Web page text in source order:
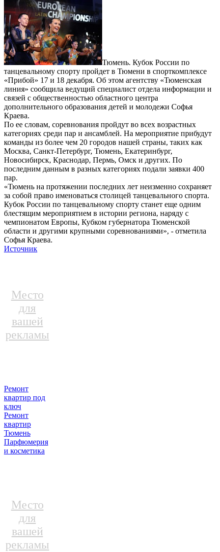
Тюмень. Кубок России по
танцевальному спорту пройдет в Тюмени в спорткомплексе
«Прибой» 17 и 18 декабря. Об этом агентству «Тюменская
линия» сообщила ведущий специалист отдела информации и
связей с общественностью областного центра
дополнительного образования детей и молодежи Софья
Краева.
По ее словам, соревнования пройдут во всех возрастных
категориях среди пар и ансамблей. На мероприятие прибудут
команды из более чем 20 городов нашей страны, таких как
Москва, Санкт-Петербург, Тюмень, Екатеринбург,
Новосибирск, Краснодар, Пермь, Омск и других. По
последним данным в разных категориях подали заявки 400
пар.
«Тюмень на протяжении последних лет неизменно сохраняет
за собой право именоваться столицей танцевального спорта.
Кубок России по танцевальному спорту станет еще одним
блестящим мероприятием в истории региона, наряду с
чемпионатом Европы, Кубком губернатора Тюменской
области и другими крупными соревнованиями», - отметила
Софья Краева.
Источник
Место
для
вашей
рекламы
Ремонт
квартир под
ключ
Ремонт
квартир
Тюмень
Парфюмерия
и косметика
Место
для
вашей
рекламы